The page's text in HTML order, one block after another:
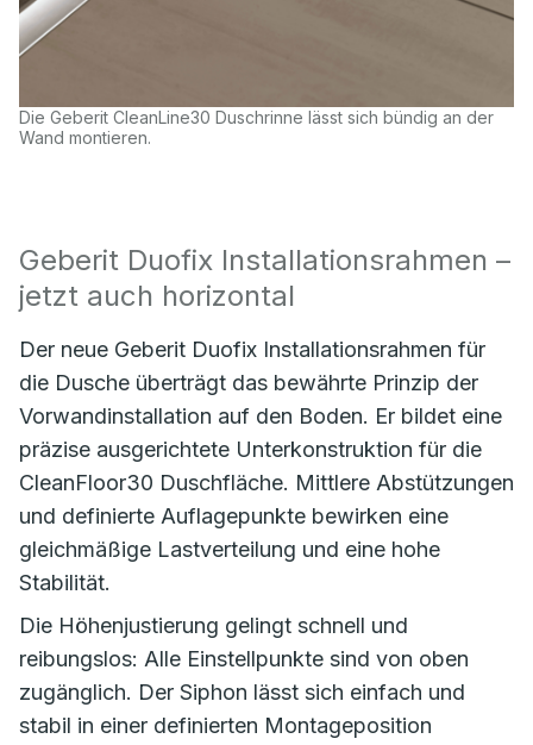
Die Geberit CleanLine30 Duschrinne lässt sich bündig an der
Wand montieren.
Geberit Duofix Installationsrahmen –
jetzt auch horizontal
Der neue Geberit Duofix Installationsrahmen für
die Dusche überträgt das bewährte Prinzip der
Vorwandinstallation auf den Boden. Er bildet eine
präzise ausgerichtete Unterkonstruktion für die
CleanFloor30 Duschfläche. Mittlere Abstützungen
und definierte Auflagepunkte bewirken eine
gleichmäßige Lastverteilung und eine hohe
Stabilität.
Die Höhenjustierung gelingt schnell und
reibungslos: Alle Einstellpunkte sind von oben
zugänglich. Der Siphon lässt sich einfach und
stabil in einer definierten Montageposition